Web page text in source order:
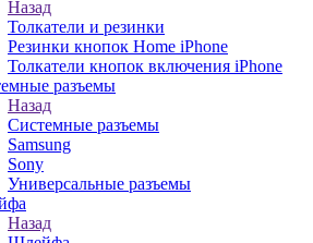
Назад
Толкатели и резинки
Резинки кнопок Home iPhone
Толкатели кнопок включения iPhone
разъемы
Назад
Системные разъемы
Samsung
Sony
Универсальные разъемы
Назад